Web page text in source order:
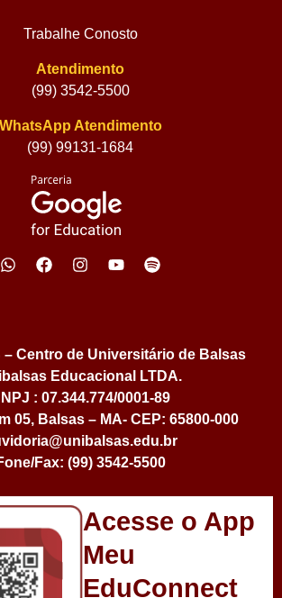
Trabalhe Conosto
Atendimento
(99) 3542-5500
WhatsApp Atendimento
(99) 99131-1684
– Centro de Universitário de Balsas
Educacional LTDA.
: 07.344.774/0001-89
05, Balsas – MA- CEP: 65800-000
Fax: (99) 3542-5500
Acesse o App
Meu
EduConnect